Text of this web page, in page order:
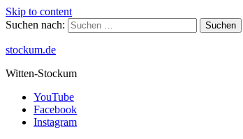
Skip to content
Suchen nach:
stockum.de
Witten-Stockum
YouTube
Facebook
Instagram